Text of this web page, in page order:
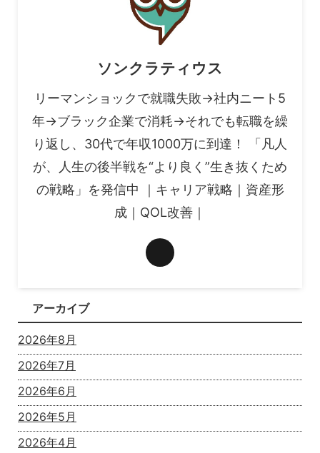
ソンクラティウス
リーマンショックで就職失敗→社内ニート5
年→ブラック企業で消耗→それでも転職を繰
り返し、30代で年収1000万に到達！ 「凡人
が、人生の後半戦を“より良く”生き抜くため
の戦略」を発信中 ｜キャリア戦略｜資産形
成｜QOL改善｜
アーカイブ
2026年8月
2026年7月
2026年6月
2026年5月
2026年4月